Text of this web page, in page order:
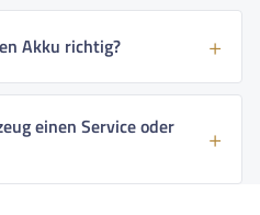
Akku richtig?
einen Service oder